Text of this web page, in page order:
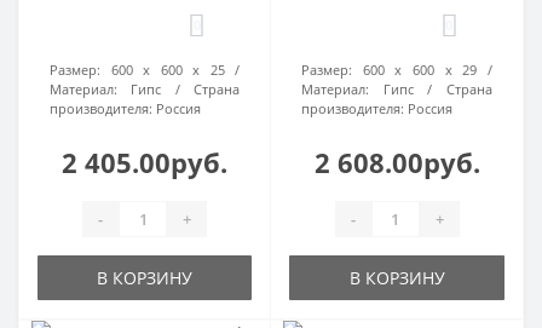
Размер:
600 х 600 х 25
Материал:
Гипс
Страна
производителя: Россия
2 405.00руб.
- +
В КОРЗИНУ
Размер:
600 х 600 х 29
Материал:
Гипс
Страна
производителя: Россия
2 608.00руб.
- +
В КОРЗИНУ